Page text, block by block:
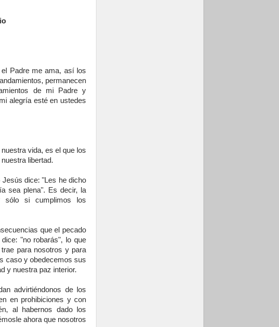
Padre me ama, así los
permanecen
de mi Padre y
alegría esté en ustedes
vida, es el que los
libertad.
dice: "Les he dicho
sea plena". Es decir, la
sólo si cumplimos los
que el pecado
"no robarás", lo que
para nosotros y para
caso y obedecemos sus
y nuestra paz interior.
advirtiéndonos de los
en prohibiciones y con
al habernos dado los
ahora que nosotros